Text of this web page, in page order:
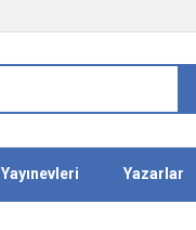
Yayınevleri Yazarlar